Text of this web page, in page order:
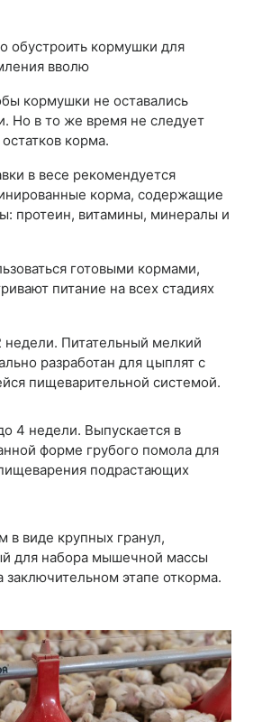
обустроить кормушки для
вволю
кормушки не оставались
Но в то же время не следует
корма.
в весе рекомендуется
корма, содержащие
протеин, витамины, минералы и
готовыми кормами,
питание на всех стадиях
недели. Питательный мелкий
разработан для цыплят с
пищеварительной системой.
4 недели. Выпускается в
форме грубого помола для
подрастающих
в виде крупных гранул,
для набора мышечной массы
заключительном этапе откорма.